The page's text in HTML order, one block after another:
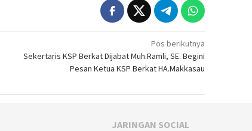
Pos berikutnya
Sekertaris KSP Berkat Dijabat Muh.Ramli, SE. Begini
Pesan Ketua KSP Berkat HA.Makkasau
JARINGAN SOCIAL